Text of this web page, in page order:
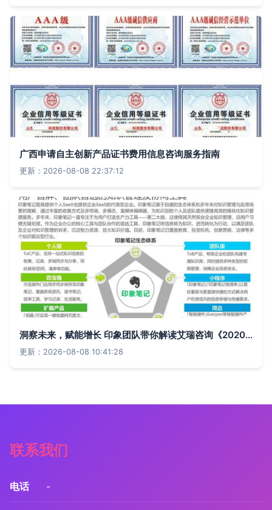
广西申请自主创新产品证书费用信息咨询服务指南
更新：2026-08-08 22:37:12
洞察未来，赋能增长 印象团队带你解读艾瑞咨询《2020年中国企业服务研究报告》
更新：2026-08-08 10:41:28
联系我们
电话 -